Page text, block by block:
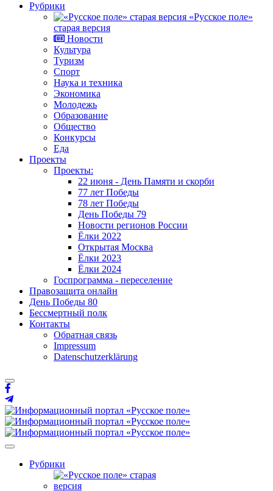
Рубрики
«Русское поле»
старая версия
Новости
Культура
Туризм
Спорт
Наука и техника
Экономика
Молодежь
Образование
Общество
Конкурсы
Еда
Проекты
Проекты:
22 июня - День Памяти и скорби
77 лет Победы
78 лет Победы
День Победы 79
Новости регионов России
Ёлки 2022
Открытая Москва
Ёлки 2023
Ёлки 2024
Госпрограмма - переселение
Правозащита онлайн
День Победы 80
Бессмертный полк
Контакты
Обратная связь
Impressum
Datenschutzerklärung
Рубрики